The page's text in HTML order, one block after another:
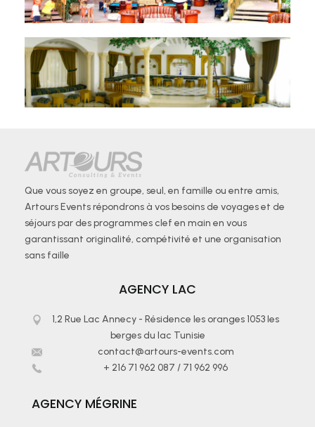
Que vous soyez en groupe, seul, en famille ou entre amis,
Artours Events répondrons à vos besoins de voyages et de
séjours par des programmes clef en main en vous
garantissant originalité, compétivité et une organisation
sans faille
AGENCY LAC
1,2 Rue Lac Annecy - Résidence les oranges 1053 les
berges du lac Tunisie
contact@artours-events.com
+ 216 71 962 087 / 71 962 996
AGENCY MÉGRINE